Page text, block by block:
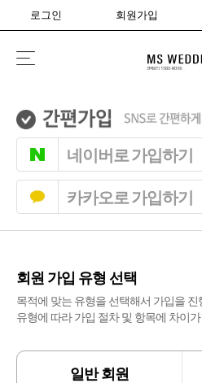
로그인 회원가입
네이버로 가입하기
카카오로 가입하기
회원 가입 유형 선택
목적에 맞는 유형을 선택해서 가입을 진
유형에 따라 가입 절차 및 항목에 차이
일반 회원